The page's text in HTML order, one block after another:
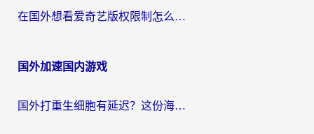
在国外想看爱奇艺版权限制怎么办？海外华人必看的追剧自由指南
国外加速国内游戏
国外打重生细胞有延迟？这份海外畅玩国服游戏加速器终极指南请收好